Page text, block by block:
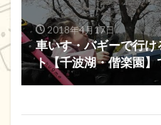
2018年4月17日
車いす・バギーで行
ト【千波湖・偕楽園】